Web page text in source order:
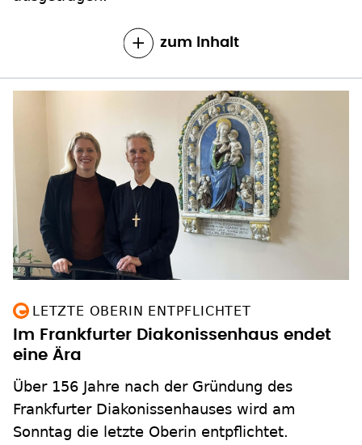
zum Inhalt
LETZTE OBERIN ENTPFLICHTET
Im Frankfurter Diakonissenhaus endet
eine Ära
Über 156 Jahre nach der Gründung des
Frankfurter Diakonissenhauses wird am
Sonntag die letzte Oberin entpflichtet.